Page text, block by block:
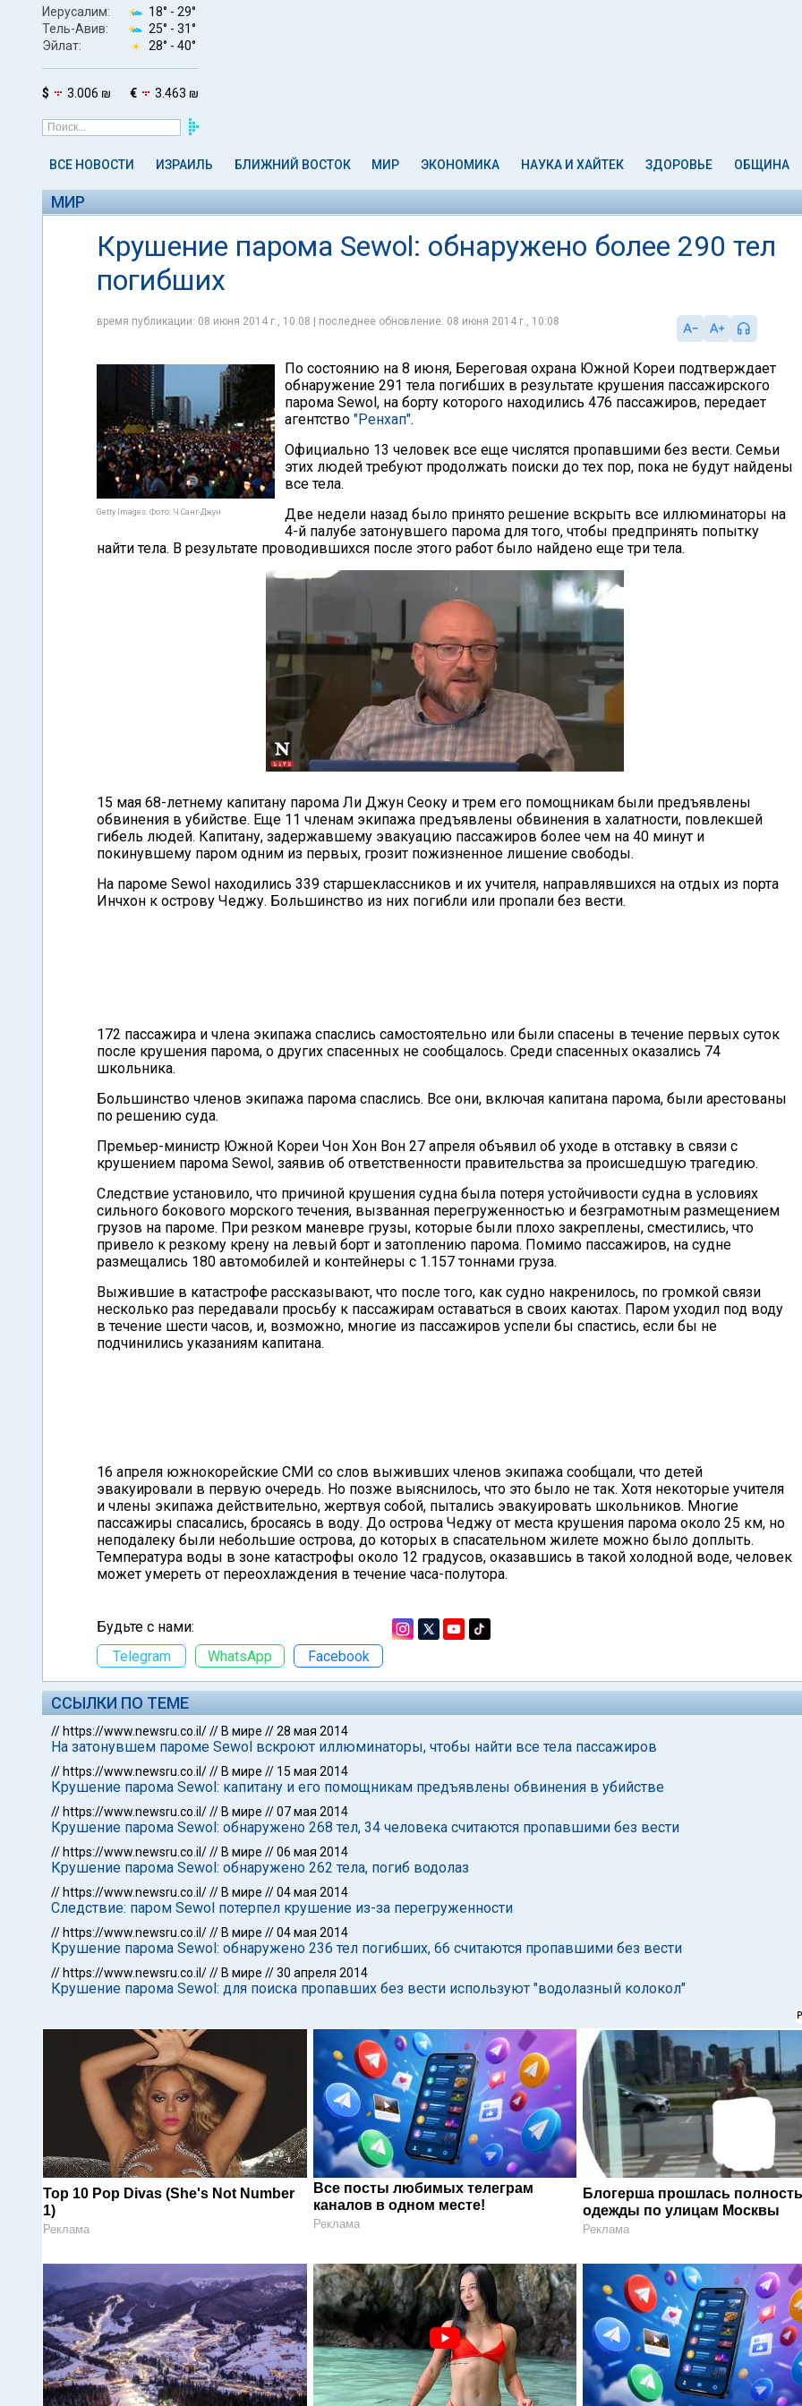
Иерусалим: 18° - 29°
Тель-Авив:
25° - 31°
Эйлат:
28° - 40°
$ 3.006 ₪ € 3.463 ₪
ВСЕ НОВОСТИ ИЗРАИЛЬ БЛИЖНИЙ ВОСТОК МИР ЭКОНОМИКА НАУКА И ХАЙТЕК ЗДОРОВЬЕ ОБЩИНА
МИР
Крушение парома Sewol: обнаружено более 290 тел
погибших
время публикации: 08 июня 2014 г., 10:08 | последнее обновление: 08 июня 2014 г., 10:08
Getty Images. Фото: Ч.Санг-Джун
По состоянию на 8 июня, Береговая охрана Южной Кореи подтверждает
обнаружение 291 тела погибших в результате крушения пассажирского
парома Sewol, на борту которого находились 476 пассажиров, передает
агентство "Ренхап".
Официально 13 человек все еще числятся пропавшими без вести. Семьи
этих людей требуют продолжать поиски до тех пор, пока не будут найдены
все тела.
Две недели назад было принято решение вскрыть все иллюминаторы на
4-й палубе затонувшего парома для того, чтобы предпринять попытку
найти тела. В результате проводившихся после этого работ было найдено еще три тела.
15 мая 68-летнему капитану парома Ли Джун Сеоку и трем его помощникам были предъявлены
обвинения в убийстве. Еще 11 членам экипажа предъявлены обвинения в халатности, повлекшей
гибель людей. Капитану, задержавшему эвакуацию пассажиров более чем на 40 минут и
покинувшему паром одним из первых, грозит пожизненное лишение свободы.
На пароме Sewol находились 339 старшеклассников и их учителя, направлявшихся на отдых из порта
Инчхон к острову Чеджу. Большинство из них погибли или пропали без вести.
172 пассажира и члена экипажа спаслись самостоятельно или были спасены в течение первых суток
после крушения парома, о других спасенных не сообщалось. Среди спасенных оказались 74
школьника.
Большинство членов экипажа парома спаслись. Все они, включая капитана парома, были арестованы
по решению суда.
Премьер-министр Южной Кореи Чон Хон Вон 27 апреля объявил об уходе в отставку в связи с
крушением парома Sewol, заявив об ответственности правительства за происшедшую трагедию.
Следствие установило, что причиной крушения судна была потеря устойчивости судна в условиях
сильного бокового морского течения, вызванная перегруженностью и безграмотным размещением
грузов на пароме. При резком маневре грузы, которые были плохо закреплены, сместились, что
привело к резкому крену на левый борт и затоплению парома. Помимо пассажиров, на судне
размещались 180 автомобилей и контейнеры с 1.157 тоннами груза.
Выжившие в катастрофе рассказывают, что после того, как судно накренилось, по громкой связи
несколько раз передавали просьбу к пассажирам оставаться в своих каютах. Паром уходил под воду
в течение шести часов, и, возможно, многие из пассажиров успели бы спастись, если бы не
подчинились указаниям капитана.
16 апреля южнокорейские СМИ со слов выживших членов экипажа сообщали, что детей
эвакуировали в первую очередь. Но позже выяснилось, что это было не так. Хотя некоторые учителя
и члены экипажа действительно, жертвуя собой, пытались эвакуировать школьников. Многие
пассажиры спасались, бросаясь в воду. До острова Чеджу от места крушения парома около 25 км, но
неподалеку были небольшие острова, до которых в спасательном жилете можно было доплыть.
Температура воды в зоне катастрофы около 12 градусов, оказавшись в такой холодной воде, человек
может умереть от переохлаждения в течение часа-полутора.
Будьте с нами:
Telegram
WhatsApp Facebook
ССЫЛКИ ПО ТЕМЕ
// https://www.newsru.co.il/// В мире //28 мая 2014
На затонувшем пароме Sewol вскроют иллюминаторы, чтобы найти все тела пассажиров
// https://www.newsru.co.il/// В мире // 15 мая 2014
Крушение парома Sewol: капитану и его помощникам предъявлены обвинения в убийстве
// https://www.newsru.co.il/// В мире //07 мая 2014
Крушение парома Sewol: обнаружено 268 тел, 34 человека считаются пропавшими без вести
// https://www.newsru.co.il/// В мире //06 мая 2014
Крушение парома Sewol: обнаружено 262 тела, погиб водолаз
// https://www.newsru.co.il/// В мире //04 мая 2014
Следствие: паром Sewol потерпел крушение из-за перегруженности
// https://www.newsru.co.il/// В мире //04 мая 2014
Крушение парома Sewol: обнаружено 236 тел погибших, 66 считаются пропавшими без вести
// https://www.newsru.co.il/// В мире //30 апреля 2014
Крушение парома Sewol: для поиска пропавших без вести используют "водолазный колокол"
Top 10 Pop Divas (She's Not Number
1)
Реклама
Все посты любимых телеграм
каналов в одном месте!
Реклама
Блогерша прошлась
одежды по улицам Москвы
Реклама